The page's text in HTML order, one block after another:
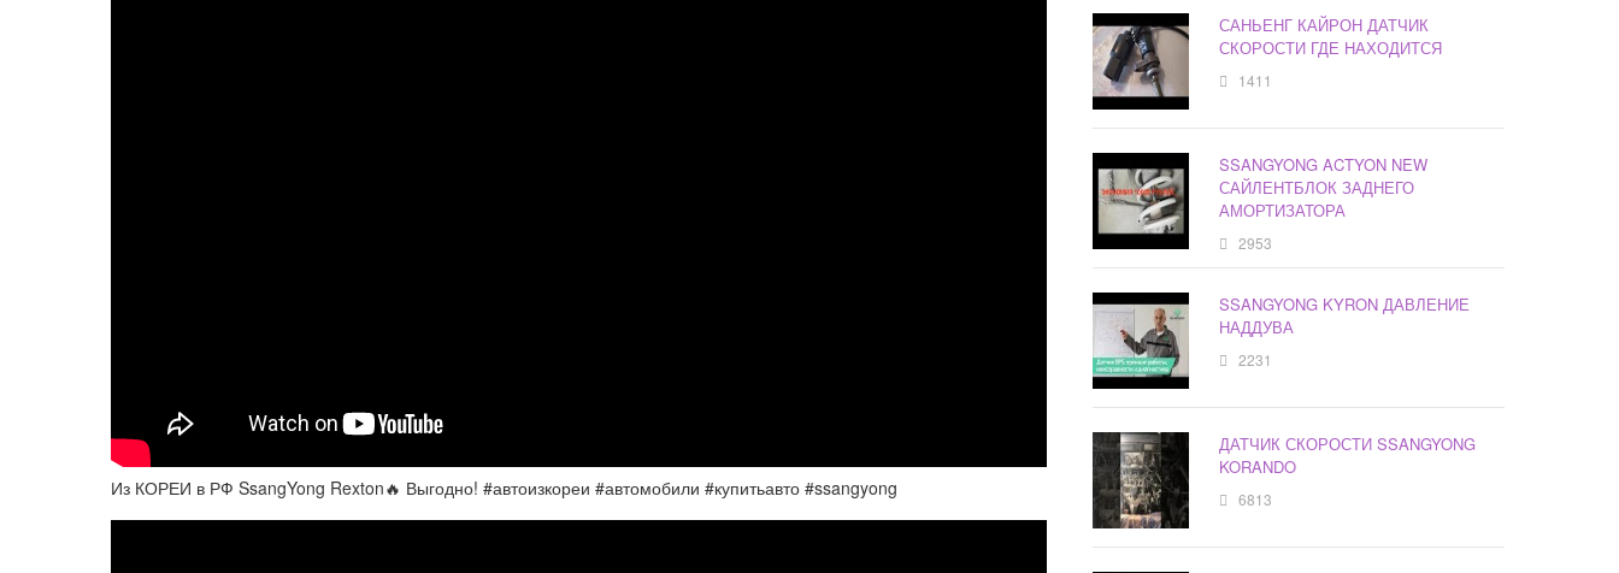
Из КОРЕИ в РФ SsangYong Rexton🔥 Выгодно! #автоизкореи #автомобили #купитьавто #ssangyong
САНЬЕНГ КАЙРОН ДАТЧИК
СКОРОСТИ ГДЕ НАХОДИТСЯ
1411
SSANGYONG ACTYON NEW
САЙЛЕНТБЛОК ЗАДНЕГО
АМОРТИЗАТОРА
2953
SSANGYONG KYRON ДАВЛЕНИЕ
НАДДУВА
2231
ДАТЧИК СКОРОСТИ SSANGYONG
KORANDO
6813